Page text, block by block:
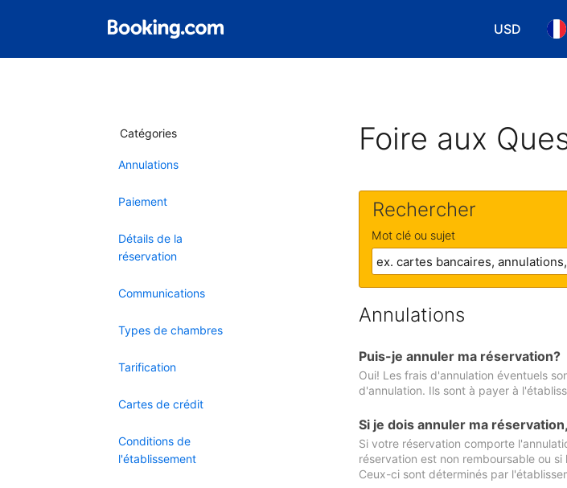
USD
Catégories
Annulations
Paiement
Détails de la
réservation
Communications
Types de chambres
Tarification
Cartes de crédit
Conditions de
l'établissement
Foire aux
Rechercher
Mot clé ou sujet
Annulations
Puis-je annuler ma réservation?
Oui! Les frais d'annulation éventuels
d'annulation. Ils sont à payer à
Si je dois annuler ma
Si votre réservation comporte
réservation est non remboursable ou
Ceux-ci sont déterminés par